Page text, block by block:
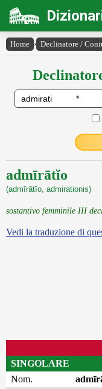
Home › Declinatore /
admīrātĭo
(admīrātĭo, admirationis)
sostantivo femminile III
Vedi la traduzione di
SINGOLARE
Nom.